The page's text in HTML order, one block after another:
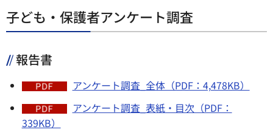
子ども・保護者アンケート調査
報告書
アンケート調査_全体（PDF：4,478KB）
アンケート調査_表紙・目次（PDF：
339KB）